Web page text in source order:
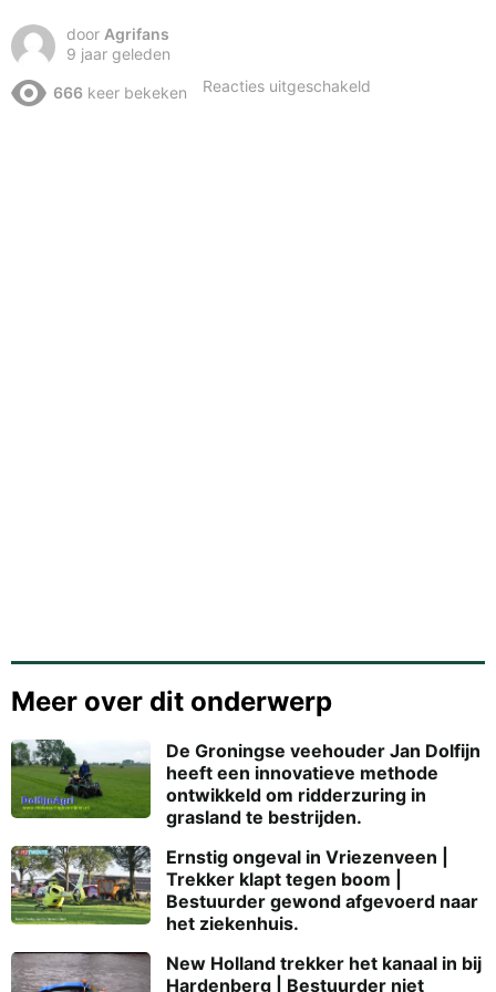
door Agrifans
9 jaar geleden
666 keer bekeken Reacties uitgeschakeld
Meer over dit onderwerp
De Groningse veehouder Jan Dolfijn
heeft een innovatieve methode
ontwikkeld om ridderzuring in
grasland te bestrijden.
Ernstig ongeval in Vriezenveen |
Trekker klapt tegen boom |
Bestuurder gewond afgevoerd naar
het ziekenhuis.
New Holland trekker het kanaal in bij
Hardenberg | Bestuurder niet